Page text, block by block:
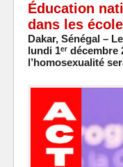
Éducation
dans les
Dakar, Sénégal –
lundi 1ᵉʳ
l’homosexualité